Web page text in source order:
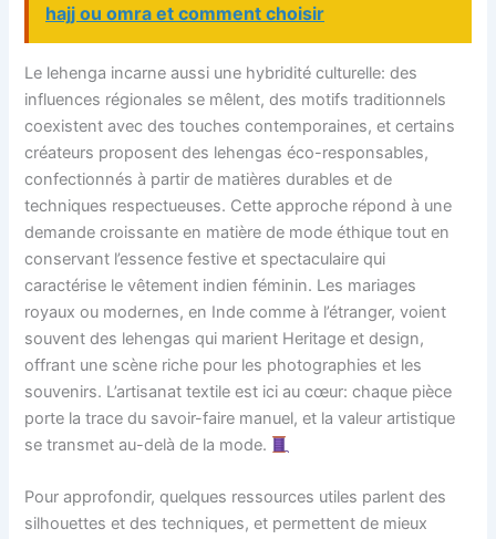
hajj ou omra et comment choisir
Le lehenga incarne aussi une hybridité culturelle: des
influences régionales se mêlent, des motifs traditionnels
coexistent avec des touches contemporaines, et certains
créateurs proposent des lehengas éco-responsables,
confectionnés à partir de matières durables et de
techniques respectueuses. Cette approche répond à une
demande croissante en matière de mode éthique tout en
conservant l’essence festive et spectaculaire qui
caractérise le vêtement indien féminin. Les mariages
royaux ou modernes, en Inde comme à l’étranger, voient
souvent des lehengas qui marient Heritage et design,
offrant une scène riche pour les photographies et les
souvenirs. L’artisanat textile est ici au cœur: chaque pièce
porte la trace du savoir-faire manuel, et la valeur artistique
se transmet au-delà de la mode.
Pour approfondir, quelques ressources utiles parlent des
silhouettes et des techniques, et permettent de mieux